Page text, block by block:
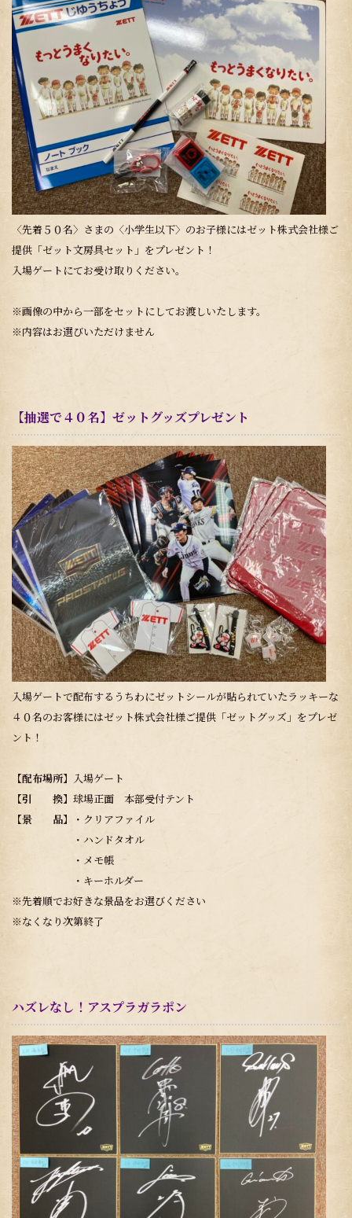
〈先着５０名〉さまの〈小学生以下〉のお子様にはゼット株式会社様ご
提供「ゼット文房具セット」をプレゼント！
入場ゲートにてお受け取りください。
※画像の中から一部をセットにしてお渡しいたします。
※内容はお選びいただけません
【抽選で４０名】ゼットグッズプレゼント
入場ゲートで配布するうちわにゼットシールが貼られていたラッキーな
４０名のお客様にはゼット株式会社様ご提供「ゼットグッズ」をプレゼ
ント！
【配布場所】 入場ゲート
【引 換】 球場正面 本部受付テント
【景 品】
・クリアファイル
・ハンドタオル
・メモ帳
・キーホルダー
※先着順でお好きな景品をお選びください
※なくなり次第終了
ハズレなし！アスプラガラポン